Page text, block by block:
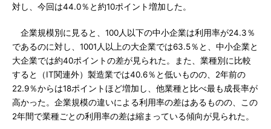
対し、今回は44.0％と約10ポイント増加した。
企業規模別に見ると、100人以下の中小企業は利用率が24.3％
であるのに対し、1001人以上の大企業では63.5％と、中小企業と
大企業では約40ポイントの差が見られた。また、業種別に比較
すると（IT関連外）製造業では40.6％と低いものの、2年前の
22.9％からは18ポイントほど増加し、他業種と比べ最も成長率が
高かった。企業規模の違いによる利用率の差はあるものの、この
2年間で業種ごとの利用率の差は縮まっている傾向が見られた。